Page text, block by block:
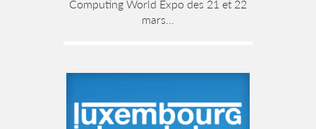
Computing World Expo des 21 et 22
mars...